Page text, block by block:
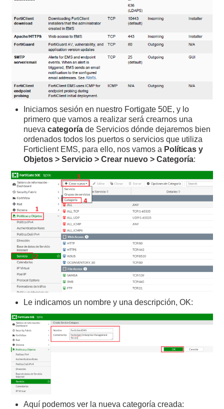
Iniciamos sesión en nuestro Fortigate 50E, y lo
primero que vamos a realizar será crearnos una
nuevacategoría de Servicios dónde dejaremos bien
ordenados todos los puertos o servicios que utiliza
Forticlient EMS, para ello, nos vamos a Políticas y
Objetos > Servicio > Crear nuevo > Categoría:
Le indicamos un nombre y una descripción, OK:
Aquí podemos ver la nueva categoría creada: